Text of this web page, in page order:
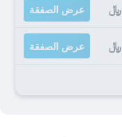
عرض الصفقة
عرض الصفقة